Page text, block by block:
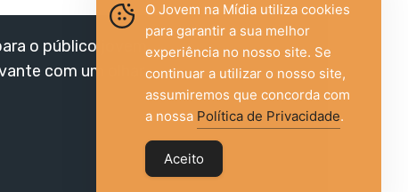
o público jovem,
com um olhar
O Jovem na Mídia utiliza cookies
para garantir a sua melhor
experiência no nosso site. Se
continuar a utilizar o nosso site,
assumiremos que concorda com
a nossa Política de Privacidade.
Aceito